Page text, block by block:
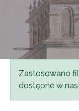
Komunikat
Zastosowano
dostępne w